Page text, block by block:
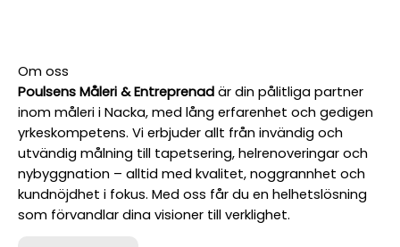
Om oss
Poulsens Måleri & Entreprenadär din pålitliga partner
inom måleri i Nacka, med lång erfarenhet och gedigen
yrkeskompetens. Vi erbjuder allt från invändig och
utvändig målning till tapetsering, helrenoveringar och
nybyggnation – alltid med kvalitet, noggrannhet och
kundnöjdhet i fokus. Med oss får du en helhetslösning
som förvandlar dina visioner till verklighet.